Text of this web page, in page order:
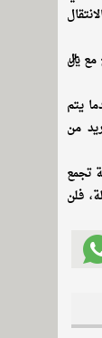
ريال
يتم
من
تجمع
فلن